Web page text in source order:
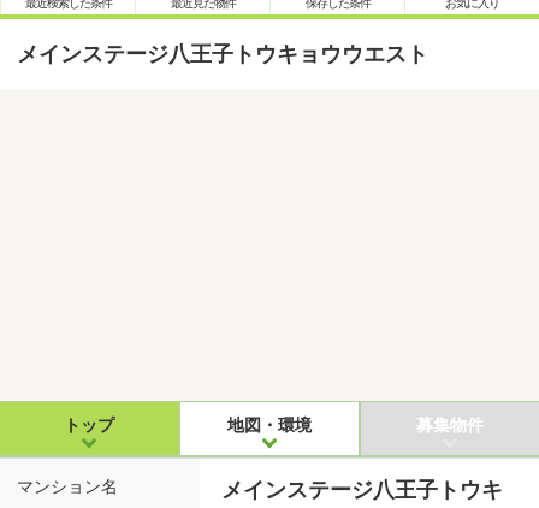
最近検索した条件 最近見た物件 保存した条件 お気に入り
メインステージ八王子トウキョウウエスト
トップ 地図・環境 募集物件
マンション名
メインステージ八王子トウキ